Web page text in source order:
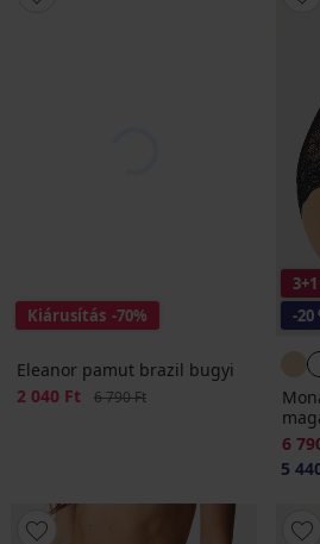
Kiárusítás -70%
Eleanor pamut brazil bugyi
Kedvezmény
2 040 Ft Eredeti ár
6 790 Ft
-20
6
5